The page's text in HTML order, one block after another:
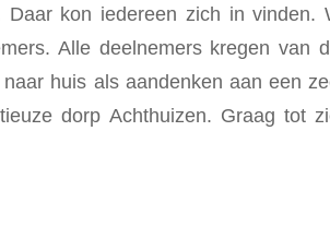
Daar kon iedereen zich in vinden.
Alle deelnemers kregen van
huis als aandenken aan een
dorp Achthuizen. Graag tot